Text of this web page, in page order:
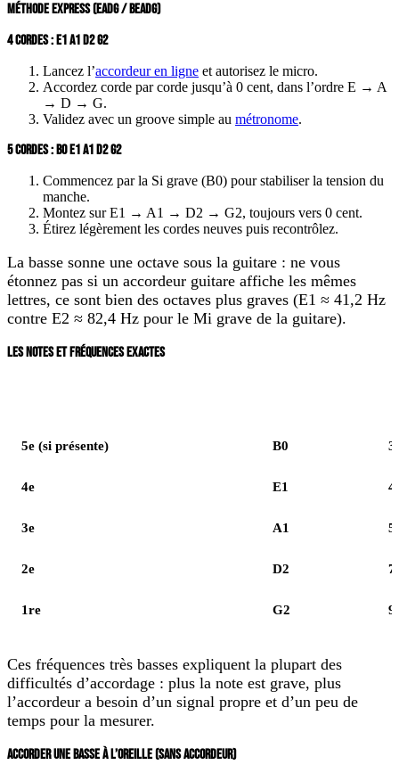
MÉTHODE EXPRESS (EADG / BEADG)
4 CORDES : E1 A1 D2 G2
Lancez l’accordeur en ligne et autorisez le micro.
Accordez corde par corde jusqu’à 0 cent, dans l’ordre E → A
→ D → G.
Validez avec un groove simple au métronome.
5 CORDES : B0 E1 A1 D2 G2
Commencez par la Si grave (B0) pour stabiliser la tension du
manche.
Montez sur E1 → A1 → D2 → G2, toujours vers 0 cent.
Étirez légèrement les cordes neuves puis recontrôlez.
La basse sonne une octave sous la guitare : ne vous
étonnez pas si un accordeur guitare affiche les mêmes
lettres, ce sont bien des octaves plus graves (E1 ≈ 41,2 Hz
contre E2 ≈ 82,4 Hz pour le Mi grave de la guitare).
LES NOTES ET FRÉQUENCES EXACTES
5e (si présente) B0
4e E1
3e A1
2e D2
1re G2
Ces fréquences très basses expliquent la plupart des
difficultés d’accordage : plus la note est grave, plus
l’accordeur a besoin d’un signal propre et d’un peu de
temps pour la mesurer.
ACCORDER UNE BASSE À L’OREILLE (SANS ACCORDEUR)